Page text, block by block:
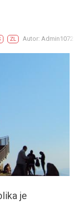
ZL Autor: Admin1072
je